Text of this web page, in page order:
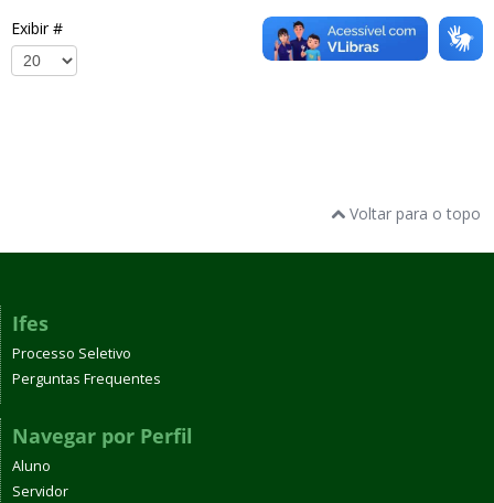
Exibir #
Voltar para o topo
Ifes
Processo Seletivo
Perguntas Frequentes
Navegar por Perfil
Aluno
Servidor